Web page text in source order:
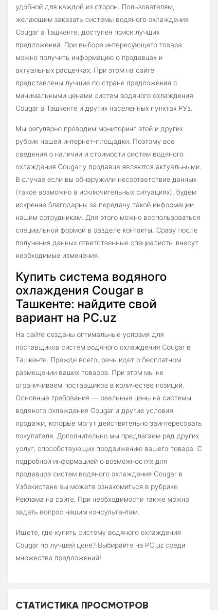
удобной для каждой из сторон. Пользователям,
желающим заказать системы водяного охлаждения
Cougar в Ташкенте, доступен поиск лучших
предложений. При выборе интересующего товара
можно получить информацию о продавцах и
актуальных расценках. При этом на сайте
представлены лучшие по стране предложения с
минимальными ценами систем водяного охлаждения
Cougar в Ташкенте и других населенных пунктах РУз.
Мы регулярно проводим мониторинг этой и других
рубрик нашей интернет-площадки. Поэтому все
сведения о наличии и стоимости систем водяного
охлаждения Cougar у продавца являются актуальными.
В случае если вы обнаружили несоответствие данных
(такое возможно в исключительных ситуациях), будем
искренне благодарны за передачу такой информации
нашим сотрудникам. Для этого можно воспользоваться
специальной формой в разделе контакты. Сразу после
получения данных ответственные специалисты внесут
необходимые изменения.
Купить система водяного
охлаждения Cougar в
Ташкенте: найдите свой
вариант на PC.uz
На сайте созданы оптимальные условия для
поставщиков систем водяного охлаждения Cougar в
Ташкенте. Прежде всего, речь идет о бесплатном
размещении ваших товаров. При этом мы не
ограничиваем поставщиков в количестве позиций.
Основные требования — реальные цены на системы
водяного охлаждения Cougar и другие условия
продажи, которые могут действительно заинтересовать
покупателя. Дополнительно мы предлагаем ряд других
услуг, способствующих продвижению вашего товара. С
подробной информацией о возможностях для
продавцов систем водяного охлаждения Cougar в
Узбекистане вы можете ознакомиться в рубрике
Реклама на сайте. При необходимости также можно
задать вопрос нашим консультантам.
Ищете, где купить систему водяного охлаждения
Cougar по лучшей цене? Выбирайте на PC.uz среди
множества предложений!
СТАТИСТИКА ПРОСМОТРОВ